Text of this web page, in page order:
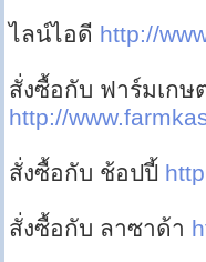
ไลน์ไอดี http://
สั่งซื้อกับ ฟาร์มเกษ
http://
สั่งซื้อกับ ช้อปปี้
สั่งซื้อกับ ลาซาด้า